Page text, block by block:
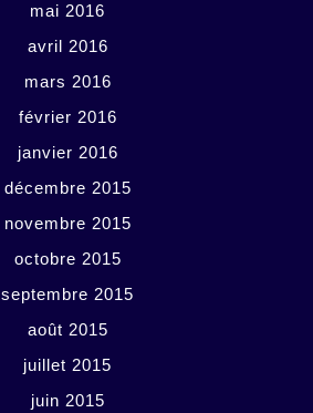
mai 2016
avril 2016
mars 2016
février 2016
janvier 2016
décembre 2015
novembre 2015
octobre 2015
septembre 2015
août 2015
juillet 2015
juin 2015